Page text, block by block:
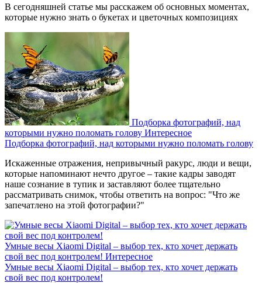
В сегодняшней статье мы расскажем об основных моментах,
которые нужно знать о букетах и цветочных композициях
Подборка фотографий, над
которыми нужно поломать голову Интересное
Подборка фотографий, над которыми нужно поломать голову
Искаженные отражения, непривычный ракурс, люди и вещи,
которые напоминают нечто другое – такие кадры заводят
наше сознание в тупик и заставляют более тщательно
рассматривать снимок, чтобы ответить на вопрос: "Что же
запечатлено на этой фотографии?"
Умные весы Xiaomi Digital – выбор тех, кто хочет держать
свой вес под контролем! Интересное
Умные весы Xiaomi Digital – выбор тех, кто хочет держать
свой вес под контролем!